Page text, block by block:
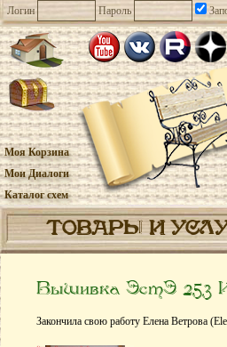
Логин Пароль
Моя Корзина
Мои Диалоги
Каталог схем
ТОВАРЫ И
Вышивка ЭстЭ 253
Закончила свою работу Елена Ветрова